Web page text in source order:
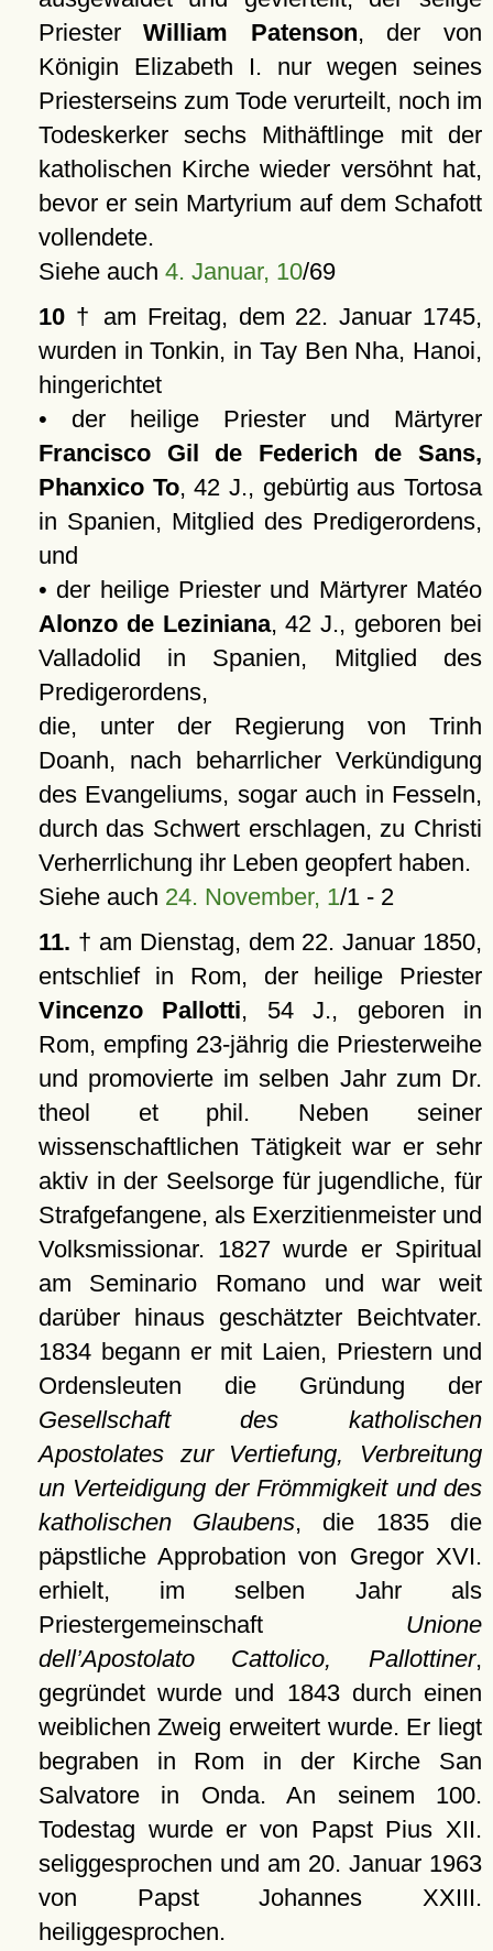
PriesterWilliam Patenson, der von
Königin Elizabeth I. nur wegen seines
Priesterseins zum Tode verurteilt, noch im
Todeskerker sechs Mithäftlinge mit der
katholischen Kirche wieder versöhnt hat,
bevor er sein Martyrium auf dem Schafott
vollendete.
Siehe auch 4. Januar, 10/69
10† am Freitag, dem 22. Januar 1745,
wurden in Tonkin, in Tay Ben Nha, Hanoi,
hingerichtet
• der heilige Priester und Märtyrer
Francisco Gil de Federich de Sans,
Phanxico To, 42 J., gebürtig aus Tortosa
in Spanien, Mitglied des Predigerordens,
und
• der heilige Priester und Märtyrer Matéo
Alonzo de Leziniana, 42 J., geboren bei
Valladolid in Spanien, Mitglied des
Predigerordens,
die, unter der Regierung von Trinh
Doanh, nach beharrlicher Verkündigung
des Evangeliums, sogar auch in Fesseln,
durch das Schwert erschlagen, zu Christi
Verherrlichung ihr Leben geopfert haben.
Siehe auch 24. November, 1/1 - 2
11. † am Dienstag, dem 22. Januar 1850,
entschlief in Rom, der heilige Priester
Vincenzo Pallotti, 54 J., geboren in
Rom, empfing 23-jährig die Priesterweihe
und promovierte im selben Jahr zum Dr.
theol et phil. Neben seiner
wissenschaftlichen Tätigkeit war er sehr
aktiv in der Seelsorge für jugendliche, für
Strafgefangene, als Exerzitienmeister und
Volksmissionar. 1827 wurde er Spiritual
am Seminario Romano und war weit
darüber hinaus geschätzter Beichtvater.
1834 begann er mit Laien, Priestern und
Ordensleuten die Gründung der
Gesellschaft des katholischen
Apostolates zur Vertiefung, Verbreitung
un Verteidigung der Frömmigkeit und des
katholischen Glaubens, die 1835 die
päpstliche Approbation von Gregor XVI.
erhielt, im selben Jahr als
Priestergemeinschaft Unione
dell’Apostolato Cattolico, Pallottiner,
gegründet wurde und 1843 durch einen
weiblichen Zweig erweitert wurde. Er liegt
begraben in Rom in der Kirche San
Salvatore in Onda. An seinem 100.
Todestag wurde er von Papst Pius XII.
seliggesprochen und am 20. Januar 1963
von Papst Johannes XXIII.
heiliggesprochen.